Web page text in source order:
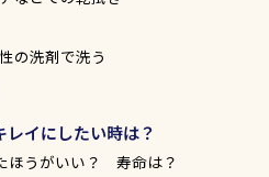
の洗剤で洗う
イにしたい時は？
ほうがいい？ 寿命は？